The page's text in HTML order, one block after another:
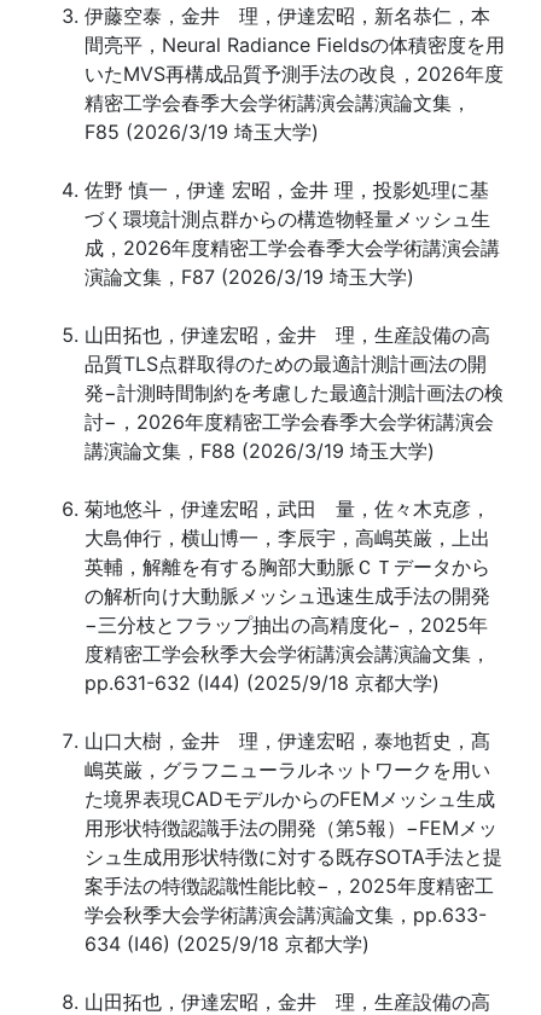
伊藤空泰，金井 理，伊達宏昭，新名恭仁，本
間亮平，Neural Radiance Fieldsの体積密度を用
いたMVS再構成品質予測手法の改良，2026年度
精密工学会春季大会学術講演会講演論文集，
F85 (2026/3/19 埼玉大学)
佐野 慎一，伊達 宏昭，金井 理，投影処理に基
づく環境計測点群からの構造物軽量メッシュ生
成，2026年度精密工学会春季大会学術講演会講
演論文集，F87 (2026/3/19 埼玉大学)
山田拓也，伊達宏昭，金井 理，生産設備の高
品質TLS点群取得のための最適計測計画法の開
発−計測時間制約を考慮した最適計測計画法の検
討−，2026年度精密工学会春季大会学術講演会
講演論文集，F88 (2026/3/19 埼玉大学)
菊地悠斗，伊達宏昭，武田 量，佐々木克彦，
大島伸行，横山博一，李辰宇，高嶋英厳，上出
英輔，解離を有する胸部大動脈ＣＴデータから
の解析向け大動脈メッシュ迅速生成手法の開発
−三分枝とフラップ抽出の高精度化−，2025年
度精密工学会秋季大会学術講演会講演論文集，
pp.631-632 (I44) (2025/9/18 京都大学)
山口大樹，金井 理，伊達宏昭，泰地哲史，髙
嶋英厳，グラフニューラルネットワークを用い
た境界表現CADモデルからのFEMメッシュ生成
用形状特徴認識手法の開発（第5報）−FEMメッ
シュ生成用形状特徴に対する既存SOTA手法と提
案手法の特徴認識性能比較−，2025年度精密工
学会秋季大会学術講演会講演論文集，pp.633-
634 (I46) (2025/9/18 京都大学)
山田拓也，伊達宏昭，金井 理，生産設備の高